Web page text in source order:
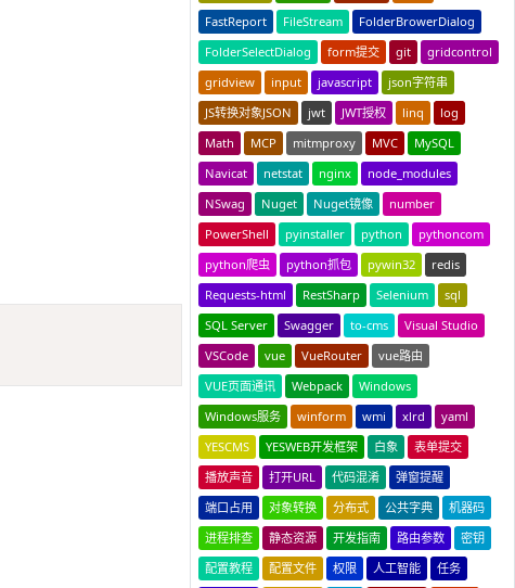
FastReport
FileStream
FolderBrowerDialog
FolderSelectDialog
form提交 git
gridcontrol
gridview
input javascript
json字符串
JS转换对象JSON
jwt JWT授权 linq
log
Math
MCP mitmproxy MVC
MySQL
Navicat
netstat nginx
node_modules
NSwag
Nuget Nuget镜像
number
PowerShell
pyinstaller python
pythoncom
python爬虫
python抓包 pywin32
redis
Requests-html
RestSharp Selenium
sql
SQL Server
Swagger to-cms
Visual Studio
VSCode
vue VueRouter
vue路由
VUE页面通讯
Webpack
Windows
Windows服务
winform wmi xlrd
yaml
YESCMS
YESWEB开发框架 白象
表单提交
播放声音
打开URL 代码混淆
弹窗提醒
端口占用
对象转换 分布式 公共字典
机器码
进程排查
静态资源 开发指南 路由参数
密钥
配置教程
配置文件 权限 人工智能
任务